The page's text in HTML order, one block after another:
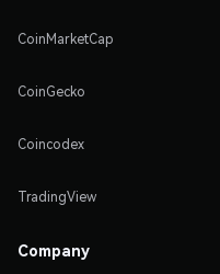
CoinMarketCap
CoinGecko
Coincodex
TradingView
Company